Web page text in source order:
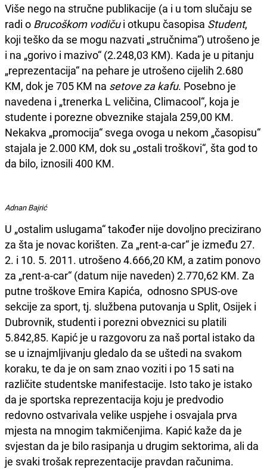
Više nego na stručne publikacije (a i u tom slučaju se
radi o Brucoškom vodičui otkupu časopisa Student,
koji teško da se mogu nazvati „stručnima“) utrošeno je
i na „gorivo i mazivo“ (2.248,03 KM). Kada je u pitanju
„reprezentacija“ na pehare je utrošeno cijelih 2.680
KM, dok je 705 KM na setove za kafu. Posebno je
navedena i „trenerka L veličina, Climacool“, koja je
studente i porezne obveznike stajala 259,00 KM.
Nekakva „promocija“ svega ovoga u nekom „časopisu“
stajala je 2.000 KM, dok su „ostali troškovi“, šta god to
da bilo, iznosili 400 KM.
Adnan Bajrić
U „ostalim uslugama“ također nije dovoljno precizirano
za šta je novac korišten. Za „rent-a-car“ je između 27.
2. i 10. 5. 2011. utrošeno 4.666,20 KM, a zatim ponovo
za „rent-a-car“ (datum nije naveden) 2.770,62 KM. Za
putne troškove Emira Kapića, odnosno SPUS-ove
sekcije za sport, tj. službena putovanja u Split, Osijek i
Dubrovnik, studenti i porezni obveznici su platili
5.842,85. Kapić je u razgovoru za naš portal istako da
se u iznajmljivanju gledalo da se uštedi na svakom
koraku, te da je on sam znao voziti i po 15 sati na
različite studentske manifestacije. Isto tako je istako
da je sportska reprezentacija koju je predvodio
redovno ostvarivala velike uspjehe i osvajala prva
mjesta na mnogim takmičenjima. Kapić kaže da je
svjestan da je bilo rasipanja u drugim sektorima, ali da
je svaki trošak reprezentacije pravdan računima.